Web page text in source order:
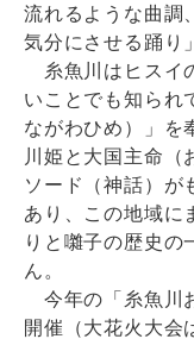
流れるような曲調
気分にさせる踊り
糸魚川はヒスイ
いことでも知られ
ながわひめ）」を
川姫と大国主命（
ソード（神話）が
あり、この地域に
りと囃子の歴史の
ん。
今年の「糸魚川
開催（大花火大会